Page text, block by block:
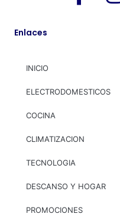
Enlaces
INICIO
ELECTRODOMESTICOS
COCINA
CLIMATIZACION
TECNOLOGIA
DESCANSO Y HOGAR
PROMOCIONES